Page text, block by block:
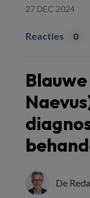
27 DEC 2024
Reacties 0
De